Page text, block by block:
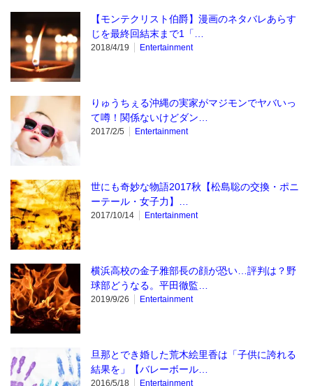
【モンテクリスト伯爵】漫画のネタバレあらす
じを最終回結末まで1「…
2018/4/19 Entertainment
りゅうちぇる沖縄の実家がマジモンでヤバいっ
て噂！関係ないけどダン…
2017/2/5 Entertainment
世にも奇妙な物語2017秋【松島聡の交換・ポニ
ーテール・女子力】…
2017/10/14 Entertainment
横浜高校の金子雅部長の顔が恐い…評判は？野
球部どうなる。平田徹監…
2019/9/26 Entertainment
旦那とでき婚した荒木絵里香は「子供に誇れる
結果を」【バレーボール…
2016/5/18 Entertainment